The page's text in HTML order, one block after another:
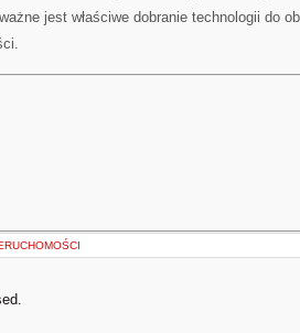
jest właściwe dobranie technologii do